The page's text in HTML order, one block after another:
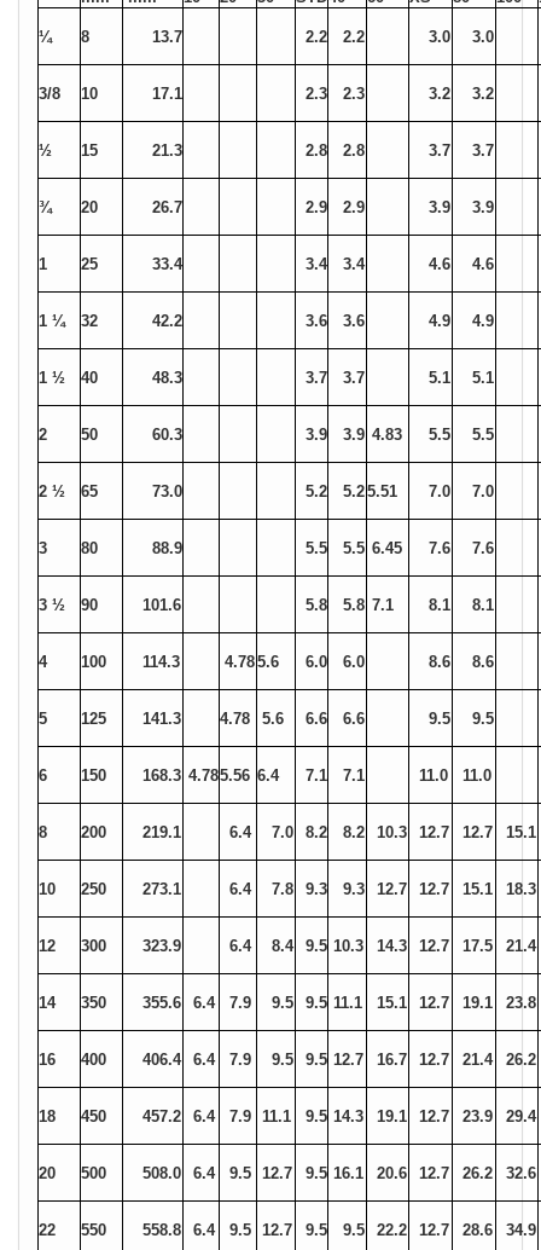
¼ 8 13.7 2.2 2.2 3.0 3.0
3/8 10 17.1 2.3 2.3 3.2 3.2
½ 15 21.3 2.8 2.8 3.7 3.7
¾ 20 26.7 2.9 2.9 3.9 3.9
1 25 33.4 3.4 3.4 4.6 4.6
1 ¼ 32 42.2 3.6 3.6 4.9 4.9
1 ½ 40 48.3 3.7 3.7 5.1 5.1
2 50 60.3 3.9 3.9 4.83 5.5 5.5
2 ½ 65 73.0 5.2 5.25.51 7.0 7.0
3 80 88.9 5.5 5.5 6.45 7.6 7.6
3 ½ 90 101.6 5.8 5.8 7.1 8.1 8.1
4 100 114.3 4.785.6 6.0 6.0 8.6 8.6
5 125 141.3 4.78 5.6 6.6 6.6 9.5 9.5
6 150 168.3 4.785.56 6.4 7.1 7.1 11.0 11.0
8 200 219.1 6.4 7.0 8.2 8.2 10.3 12.7 12.7 15.1
10 250 273.1 6.4 7.8 9.3 9.3 12.7 12.7 15.1 18.3
12 300 323.9 6.4 8.4 9.5 10.3 14.3 12.7 17.5 21.4
14 350 355.6 6.4 7.9 9.5 9.5 11.1 15.1 12.7 19.1 23.8
16 400 406.4 6.4 7.9 9.5 9.5 12.7 16.7 12.7 21.4 26.2
18 450 457.2 6.4 7.9 11.1 9.5 14.3 19.1 12.7 23.9 29.4
20 500 508.0 6.4 9.5 12.7 9.5 16.1 20.6 12.7 26.2 32.6
22 550 558.8 6.4 9.5 12.7 9.5 9.5 22.2 12.7 28.6 34.9